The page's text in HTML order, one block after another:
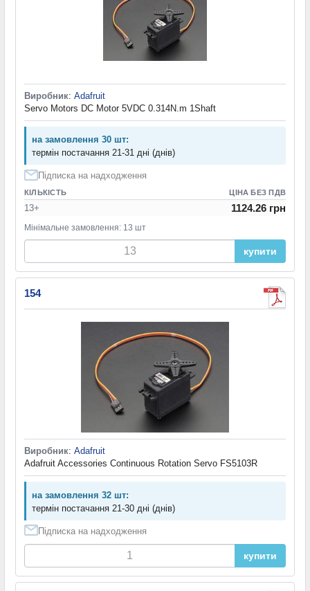
Виробник: Adafruit
Servo Motors DC Motor 5VDC 0.314N.m 1Shaft
на замовлення 30 шт:
термін постачання 21-31 дні (днів)
Підписка на надходження
КІЛЬКІСТЬ ЦІНА БЕЗ ПДВ
13+ 1124.26 грн
Мінімальне замовлення: 13 шт
купити
154
Виробник: Adafruit
Adafruit Accessories Continuous Rotation Servo FS5103R
на замовлення 32 шт:
термін постачання 21-30 дні (днів)
Підписка на надходження
купити